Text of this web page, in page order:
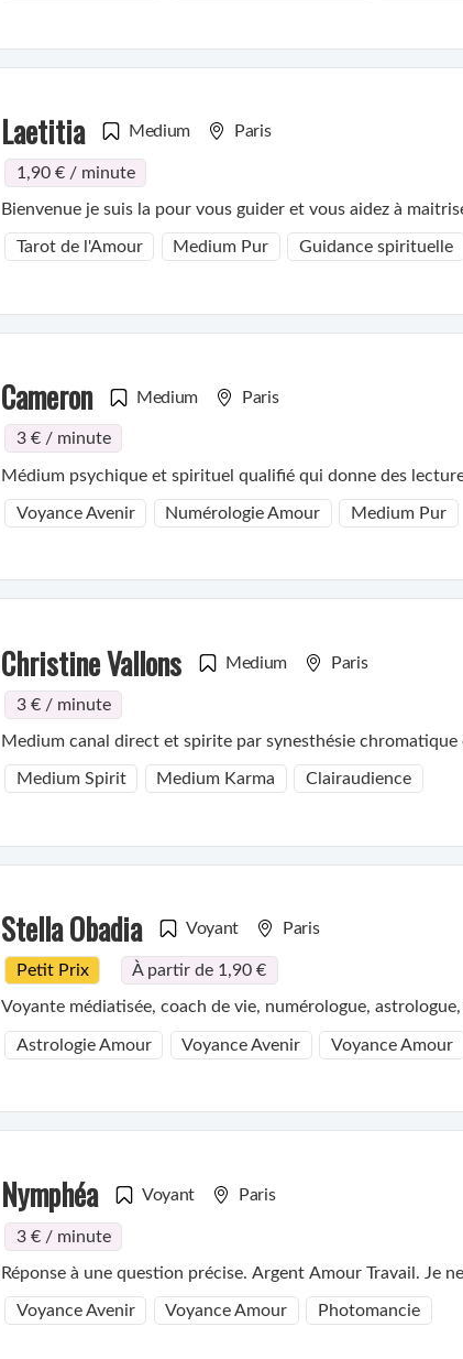
Laetitia Medium Paris
1,90 € / minute
Bienvenue je suis la pour vous guider et vous aidez à
Tarot de l'Amour Medium Pur Guidance spirituelle
Cameron Medium Paris
3 € / minute
Médium psychique et spirituel qualifié qui donne des
Voyance Avenir Numérologie Amour Medium Pur
Christine Vallons Medium Paris
3 € / minute
Medium canal direct et spirite par synesthésie
Medium Spirit Medium Karma Clairaudience
Stella Obadia Voyant Paris
Petit Prix À partir de 1,90 €
Voyante médiatisée, coach de vie, numérologue,
Astrologie Amour Voyance Avenir Voyance Amour
Nymphéa Voyant Paris
3 € / minute
Réponse à une question précise. Argent Amour Travail. Je
Voyance Avenir Voyance Amour Photomancie